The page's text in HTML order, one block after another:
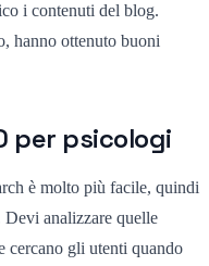
i contenuti del blog.
hanno ottenuto buoni
per psicologi
è molto più facile, quindi
Devi analizzare quelle
cercano gli utenti quando